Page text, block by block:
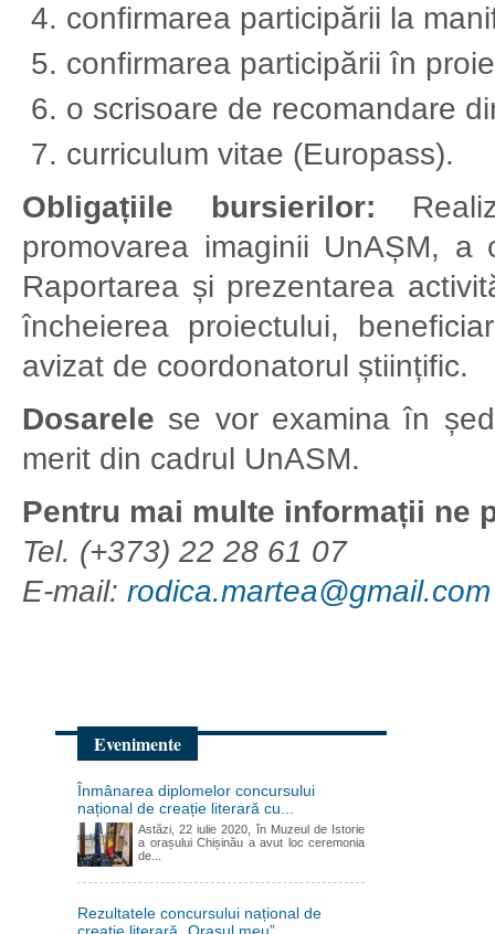
confirmarea participării la
confirmarea participării în
o scrisoare de recomandare
curriculum vitae (Europass).
Obligațiile bursierilor:
promovarea imaginii UnAȘM, a
Raportarea și prezentarea
încheierea proiectului,
avizat de coordonatorul științific.
Dosarele se vor examina în
merit din cadrul UnASM.
Pentru mai multe informații ne
Tel. (+373) 22 28 61 07
E-mail: rodica.martea@gmail.com
Evenimente
Înmânarea diplomelor concursului
național de creație literară cu...
Astăzi, 22 iulie 2020, în Muzeul de Istorie
a orașului Chișinău a avut loc ceremonia
de...
Rezultatele concursului național de
creație literară „Orașul meu”,...